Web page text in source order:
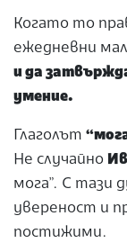
Когато то
ежедневни
и да
умение.
Глаголът
Не случайно
мога”. С тази
увереност и
постижими.